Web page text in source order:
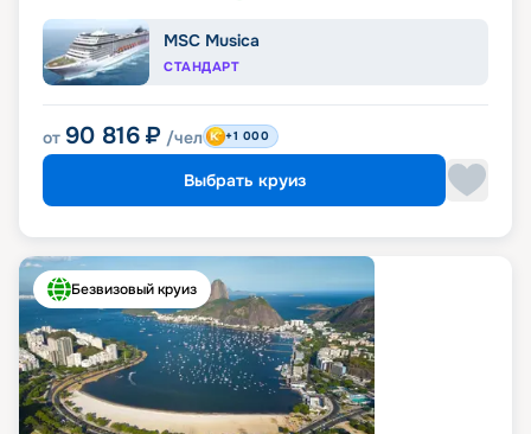
MSC Musica
СТАНДАРТ
от 90 816 ₽ /чел +1 000
Выбрать круиз
Безвизовый круиз